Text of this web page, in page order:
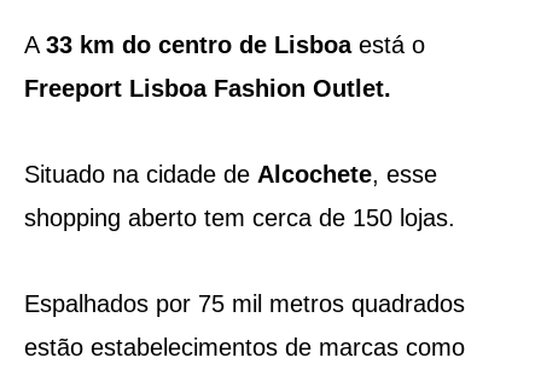
A 33 km do centro de Lisboaestá o
Freeport Lisboa Fashion Outlet.
Situado na cidade de Alcochete, esse
shopping aberto tem cerca de 150 lojas.
Espalhados por 75 mil metros quadrados
estão estabelecimentos de marcas como